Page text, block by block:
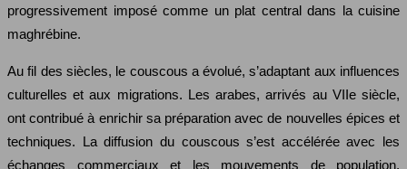
progressivement imposé comme un plat central dans la cuisine
maghrébine.
Au fil des siècles, le couscous a évolué, s’adaptant aux influences
culturelles et aux migrations. Les arabes, arrivés au VIIe siècle,
ont contribué à enrichir sa préparation avec de nouvelles épices et
techniques. La diffusion du couscous s’est accélérée avec les
échanges commerciaux et les mouvements de population,